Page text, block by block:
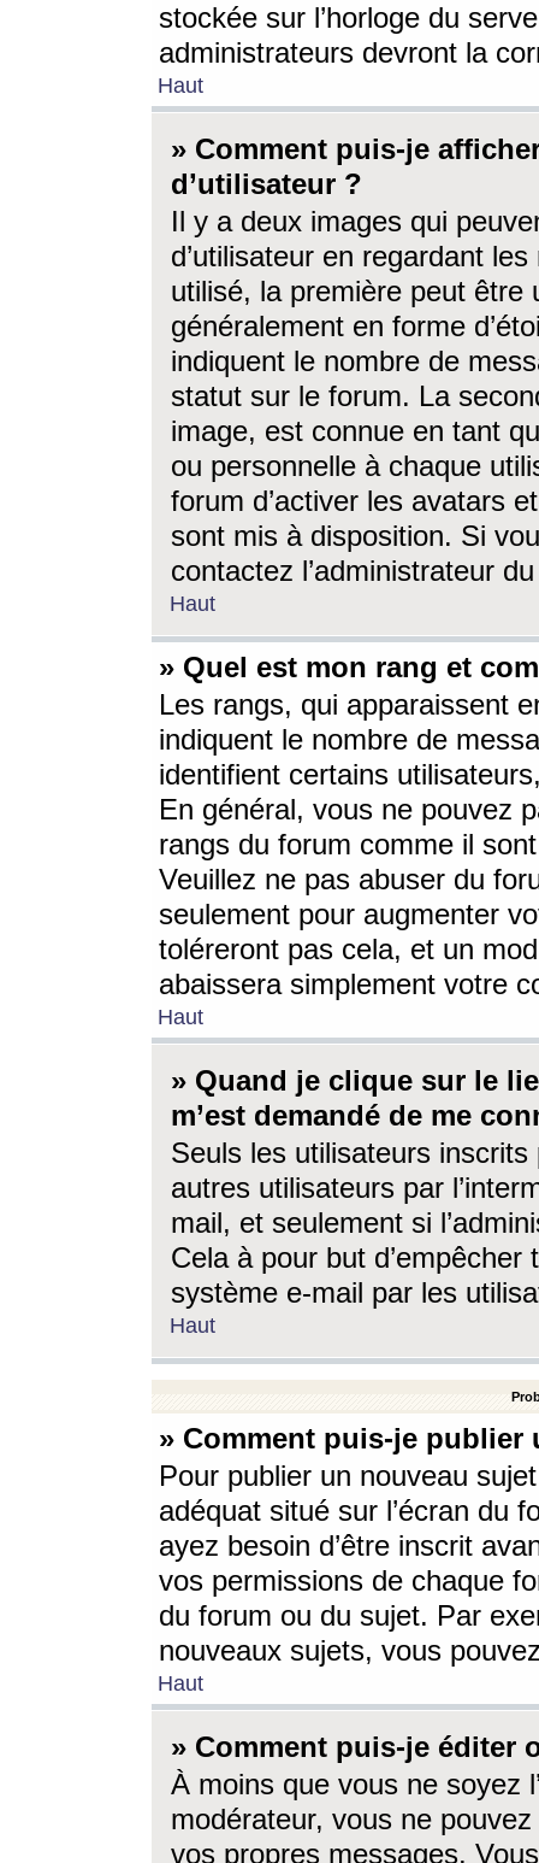
stockée sur l’horloge du
administrateurs devront la
Haut
» Comment puis-je
d’utilisateur ?
Il y a deux images qui
d’utilisateur en regardant
utilisé, la première peut être
généralement en forme
indiquent le nombre de
statut sur le forum. La
image, est connue en tant
ou personnelle à chaque
forum d’activer les avatars
sont mis à disposition. Si
contactez l’administrateur
Haut
» Quel est mon rang et
Les rangs, qui apparaissent
indiquent le nombre de
identifient certains
En général, vous ne pouvez
rangs du forum comme il
Veuillez ne pas abuser du
seulement pour augmenter
toléreront pas cela, et un
abaissera simplement votre
Haut
» Quand je clique sur le
m’est demandé de me
Seuls les utilisateurs
autres utilisateurs par
mail, et seulement si
Cela à pour but
système e-mail par les
Haut
» Comment puis-je
Pour publier un nouveau
adéquat situé sur l’écran du
ayez besoin d’être inscrit
vos permissions de chaque
du forum ou du sujet. Par
nouveaux sujets, vous
Haut
» Comment puis-je éditer
À moins que vous ne soyez
modérateur, vous ne
vos propres messages.